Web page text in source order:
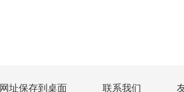
网址保存到桌面 联系我们